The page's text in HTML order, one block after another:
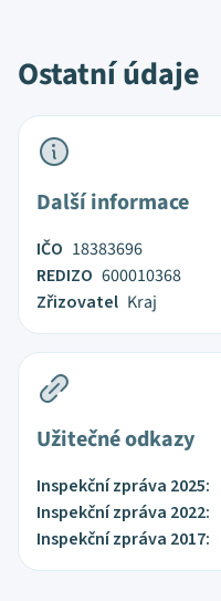
Ostatní údaje
Další informace
IČO 18383696
REDIZO 600010368
Zřizovatel Kraj
Užitečné odkazy
Inspekční zpráva 2025:
Inspekční zpráva 2022:
Inspekční zpráva 2017: